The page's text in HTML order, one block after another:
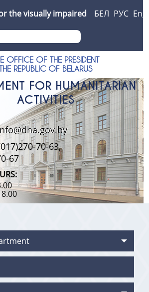
the visually impaired БЕЛ РУС Eng
OFFICE OF THE PRESIDENT
REPUBLIC OF BELARUS
FOR HUMANITARIAN
ACTIVITIES
70-63,
67